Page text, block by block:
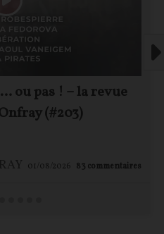
ou pas ! – la revue
(#203)
01/08/2026 83 commentaires